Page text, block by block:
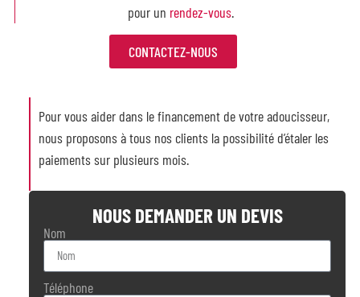
pour un rendez-vous.
CONTACTEZ-NOUS
Pour vous aider dans le financement de votre adoucisseur,
nous proposons à tous nos clients la possibilité d’étaler les
paiements sur plusieurs mois.
NOUS DEMANDER UN DEVIS
Nom
Téléphone